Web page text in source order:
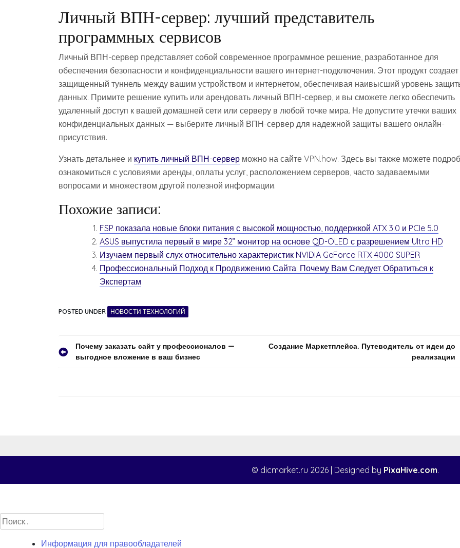
Личный ВПН-сервер: лучший представитель
программных сервисов
Личный ВПН-сервер представляет собой современное программное решение, разработанное для
обеспечения безопасности и конфиденциальности вашего интернет-подключения. Этот продукт создает
защищенный туннель между вашим устройством и интернетом, обеспечивая наивысший уровень
данных. Примите решение купить или арендовать личный ВПН-сервер, и вы сможете легко обеспечить
удаленный доступ к вашей домашней сети или серверу в любой точке мира. Не допустите утечки ваших
конфиденциальных данных — выберите личный ВПН-сервер для надежной защиты вашего онлайн-
присутствия.
Узнать детальнее и купить личный ВПН-сервер можно на сайте VPN.how. Здесь вы также можете
ознакомиться с условиями аренды, оплаты услуг, расположением серверов, часто задаваемыми
вопросами и множеством другой полезной информации.
Похожие записи:
FSP показала новые блоки питания с высокой мощностью, поддержкой ATX 3.0 и PCIe 5.0
ASUS выпустила первый в мире 32” монитор на основе QD-OLED с разрешением Ultra HD
Изучаем первый слух относительно характеристик NVIDIA GeForce RTX 4000 SUPER
Профессиональный Подход к Продвижению Сайта: Почему Вам Следует Обратиться к
Экспертам
POSTED UNDER НОВОСТИ ТЕХНОЛОГИЙ
Навигация
Почему заказать сайт у профессионалов —
выгодное вложение в ваш бизнес
Создание Маркетплейса. Путеводитель от идеи до
реализации
© dicmarket.ru 2026 Designed by PixaHive.com.
Найти:
Информация для правообладателей